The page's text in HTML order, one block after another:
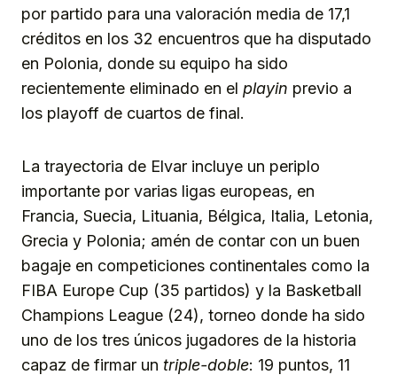
por partido para una valoración media de 17,1
créditos en los 32 encuentros que ha disputado
en Polonia, donde su equipo ha sido
recientemente eliminado en el playin previo a
los playoff de cuartos de final.
La trayectoria de Elvar incluye un periplo
importante por varias ligas europeas, en
Francia, Suecia, Lituania, Bélgica, Italia, Letonia,
Grecia y Polonia; amén de contar con un buen
bagaje en competiciones continentales como la
FIBA Europe Cup (35 partidos) y la Basketball
Champions League (24), torneo donde ha sido
uno de los tres únicos jugadores de la historia
capaz de firmar un triple-doble: 19 puntos, 11